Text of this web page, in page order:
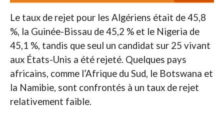
Le taux de rejet pour les Algériens était de 45,8
%, la Guinée-Bissau de 45,2 % et le Nigeria de
45,1 %, tandis que seul un candidat sur 25 vivant
aux États-Unis a été rejeté. Quelques pays
africains, comme l’Afrique du Sud, le Botswana et
la Namibie, sont confrontés à un taux de rejet
relativement faible.